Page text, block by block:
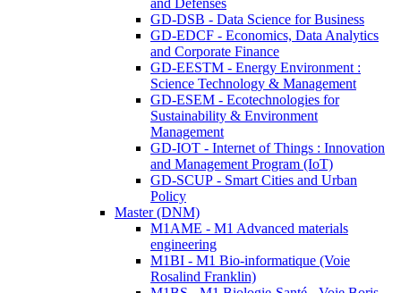
and Defenses
GD-DSB - Data Science for Business
GD-EDCF - Economics, Data Analytics
and Corporate Finance
GD-EESTM - Energy Environment :
Science Technology & Management
GD-ESEM - Ecotechnologies for
Sustainability & Environment
Management
GD-IOT - Internet of Things : Innovation
and Management Program (IoT)
GD-SCUP - Smart Cities and Urban
Policy
Master (DNM)
M1AME - M1 Advanced materials
engineering
M1BI - M1 Bio-informatique (Voie
Rosalind Franklin)